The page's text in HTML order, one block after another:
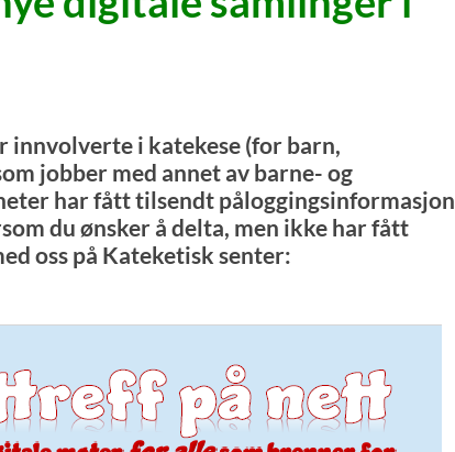
innvolverte i katekese (for barn,
jobber med annet av barne- og
har fått tilsendt påloggingsinformasjon
du ønsker å delta, men ikke har fått
oss på Kateketisk senter: